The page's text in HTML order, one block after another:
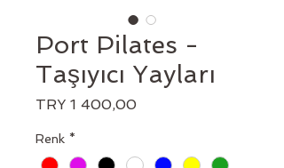
Port Pilates -
Taşıyıcı Yayları
TRY 1 400,00Price
Renk *